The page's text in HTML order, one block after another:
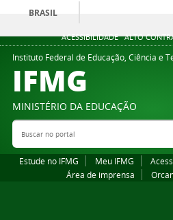
ACESSIBILIDADE ALTO
BRASIL
Instituto Federal de Educação, Ciência e
IFMG
MINISTÉRIO DA EDUCAÇÃO
Buscar no portal
Estude no IFMG Meu IFMG
Área de imprensa